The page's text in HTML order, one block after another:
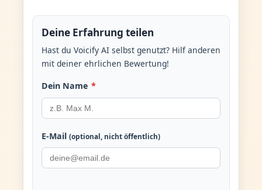
Deine Erfahrung teilen
Hast du Voicify AI selbst genutzt? Hilf anderen
mit deiner ehrlichen Bewertung!
Dein Name *
E-Mail (optional, nicht öffentlich)